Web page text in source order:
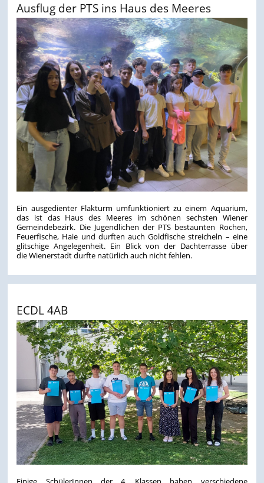
Ausflug der PTS ins Haus des Meeres
Ein ausgedienter Flakturm umfunktioniert zu einem Aquarium,
das ist das Haus des Meeres im schönen sechsten Wiener
Gemeindebezirk. Die Jugendlichen der PTS bestaunten Rochen,
Feuerfische, Haie und durften auch Goldfische streicheln – eine
glitschige Angelegenheit. Ein Blick von der Dachterrasse über
die Wienerstadt durfte natürlich auch nicht fehlen.
ECDL 4AB